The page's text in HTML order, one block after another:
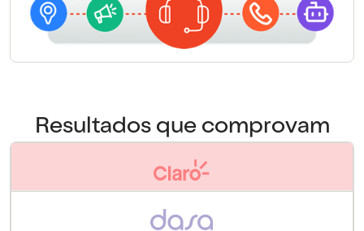
Resultados que comprovam